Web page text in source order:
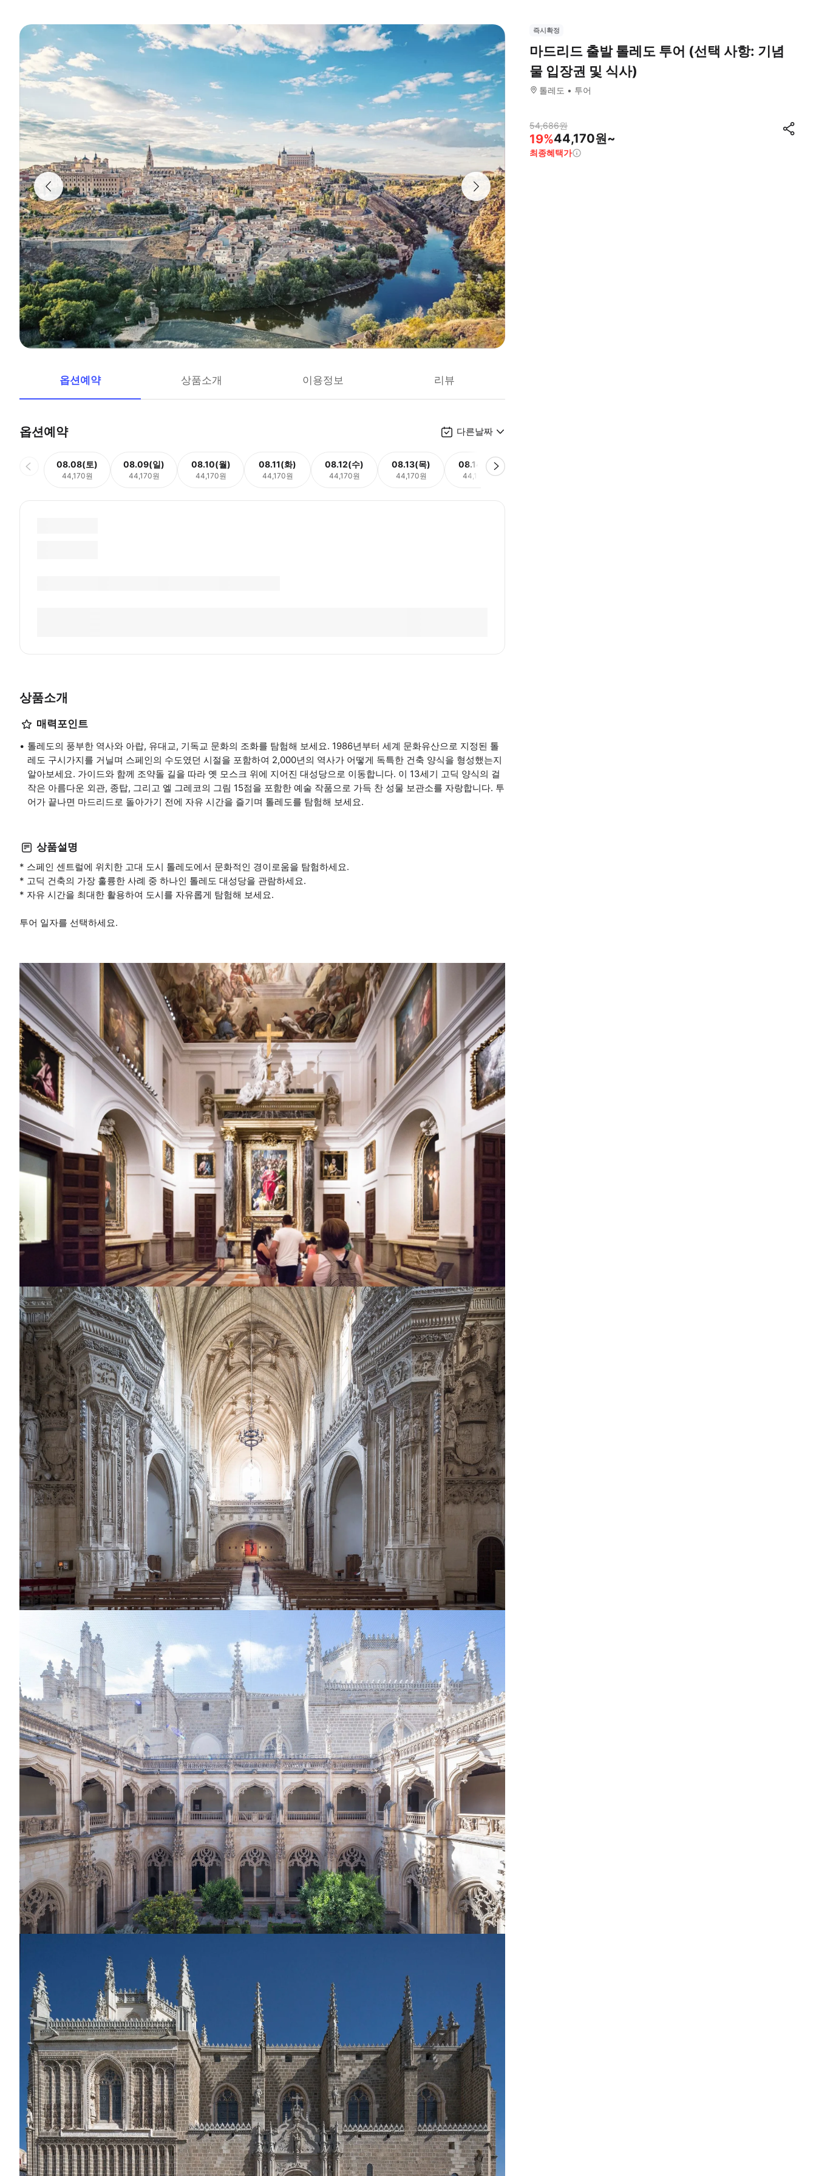
옵션예약 상품소개 이용정보 리뷰
옵션예약 다른날짜
08.08(토)
44,170원
08.09(일)
44,170원
08.10(월)
44,170원
08.11(화)
44,170원
08.12(수)
44,170원
08.13(목)
44,170원
08.14(금)
44,170원
상품소개
매력포인트
톨레도의 풍부한 역사와 아랍, 유대교, 기독교 문화의 조화를 탐험해 보세요. 1986년부터 세계 문화유산으로 지정된 톨
레도 구시가지를 거닐며 스페인의 수도였던 시절을 포함하여 2,000년의 역사가 어떻게 독특한 건축 양식을 형성했는지
알아보세요. 가이드와 함께 조약돌 길을 따라 옛 모스크 위에 지어진 대성당으로 이동합니다. 이 13세기 고딕 양식의 걸
작은 아름다운 외관, 종탑, 그리고 엘 그레코의 그림 15점을 포함한 예술 작품으로 가득 찬 성물 보관소를 자랑합니다. 투
어가 끝나면 마드리드로 돌아가기 전에 자유 시간을 즐기며 톨레도를 탐험해 보세요.
상품설명
* 스페인 센트럴에 위치한 고대 도시 톨레도에서 문화적인 경이로움을 탐험하세요.
* 고딕 건축의 가장 훌륭한 사례 중 하나인 톨레도 대성당을 관람하세요.
* 자유 시간을 최대한 활용하여 도시를 자유롭게 탐험해 보세요.
투어 일자를 선택하세요.
즉시확정
마드리드 출발 톨레도 투어 (선택 사항: 기념
물 입장권 및 식사)
톨레도 투어
54,686원
19%44,170원~
최종혜택가